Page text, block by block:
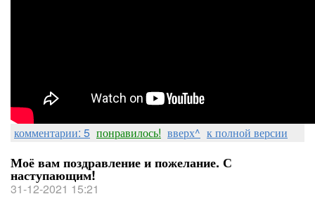
комментарии: 5 понравилось! вверх^ к полной версии
Моё вам поздравление и пожелание. С
наступающим!
31-12-2021 15:21